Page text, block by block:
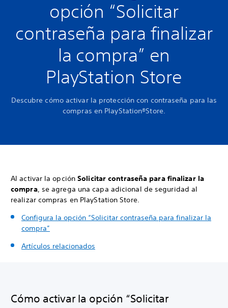
opción “Solicitar
contraseña para finalizar
la compra” en
PlayStation Store
Descubre cómo activar la protección con contraseña para las
compras en PlayStation®Store.
Al activar la opciónSolicitar contraseña para finalizar la
compra, se agrega una capa adicional de seguridad al
realizar compras en PlayStation Store.
Configura la opción “Solicitar contraseña para finalizar la
compra”
Artículos relacionados
Cómo activar la opción “Solicitar